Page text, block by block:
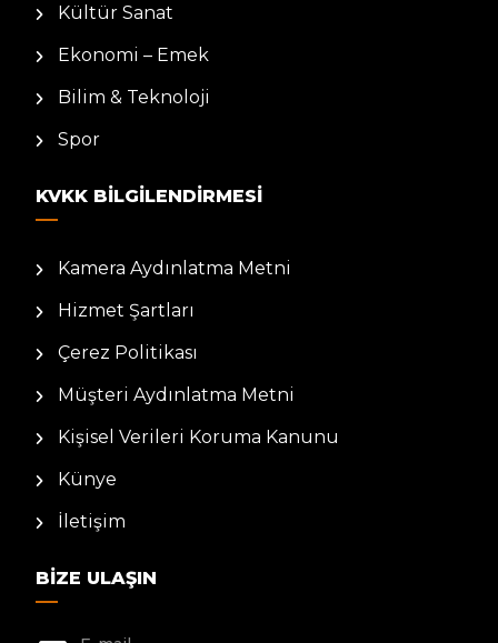
Kültür Sanat
Ekonomi – Emek
Bilim & Teknoloji
Spor
KVKK BILGILENDIRMESI
Kamera Aydınlatma Metni
Hizmet Şartları
Çerez Politikası
Müşteri Aydınlatma Metni
Kişisel Verileri Koruma Kanunu
Künye
İletişim
BIZE ULAŞIN